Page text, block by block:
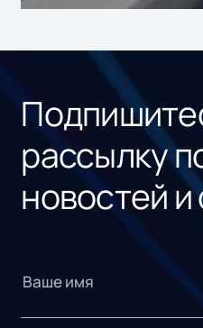
рассылку
новостей